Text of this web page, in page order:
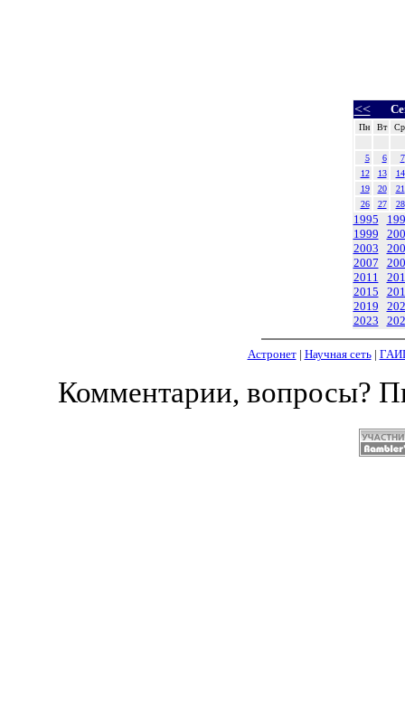
<<
Пн Вт Ср
5 6
7
12
13
14
19
20
21
26
27 28
1995
1999
2003
2007
2011
2015
2019
2023
Астронет| Научная сеть|
Комментарии, вопросы?